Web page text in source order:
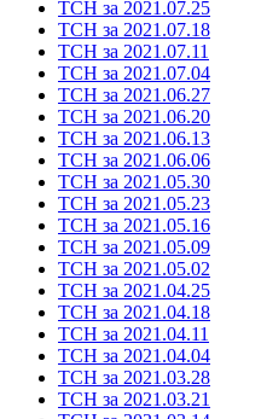
ТСН за 2021.07.25
ТСН за 2021.07.18
ТСН за 2021.07.11
ТСН за 2021.07.04
ТСН за 2021.06.27
ТСН за 2021.06.20
ТСН за 2021.06.13
ТСН за 2021.06.06
ТСН за 2021.05.30
ТСН за 2021.05.23
ТСН за 2021.05.16
ТСН за 2021.05.09
ТСН за 2021.05.02
ТСН за 2021.04.25
ТСН за 2021.04.18
ТСН за 2021.04.11
ТСН за 2021.04.04
ТСН за 2021.03.28
ТСН за 2021.03.21